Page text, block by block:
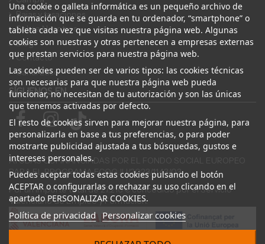
Bajas y tasaciones
Sobre Nosotros
Blog
Contacto
Canal Ético
Una cookie o galleta informática es un pequeño archivo de
información que se guarda en tu ordenador, “smartphone” o
tableta cada vez que visitas nuestra página web. Algunas
cookies son nuestras y otras pertenecen a empresas externas
que prestan servicios para nuestra página web.
Las cookies pueden ser de varios tipos: las cookies técnicas
son necesarias para que nuestra página web pueda
funcionar, no necesitan de tu autorización y son las únicas
que tenemos activadas por defecto.
El resto de cookies sirven para mejorar nuestra página, para
personalizarla en base a tus preferencias, o para poder
mostrarte publicidad ajustada a tus búsquedas, gustos e
intereses personales.
Puedes aceptar todas estas cookies pulsando el botón
ACEPTAR o configurarlas o rechazar su uso clicando en el
apartado PERSONALIZAR COOKIES.
Política de privacidad Personalizar cookies
SÍGUENOS EN
AYUDAS COFINANCIADAS POR EL FONDO SOCIAL EUROPEO
PARA EL PROGRAMA ECOGJU/2023/1143/03
Por un importe total de 27.216 € concedido por el Servicio
Valenciano de Empleo y Formación.